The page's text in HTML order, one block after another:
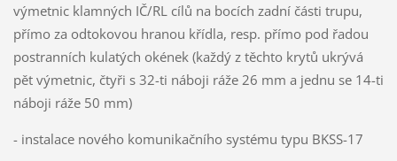
výmetnic klamných IČ/RL cílů na bocích zadní části trupu,
přímo za odtokovou hranou křídla, resp. přímo pod řadou
postranních kulatých okének (každý z těchto krytů ukrývá
pět výmetnic, čtyři s 32-ti náboji ráže 26 mm a jednu se 14-ti
náboji ráže 50 mm)
- instalace nového komunikačního systému typu BKSS-17